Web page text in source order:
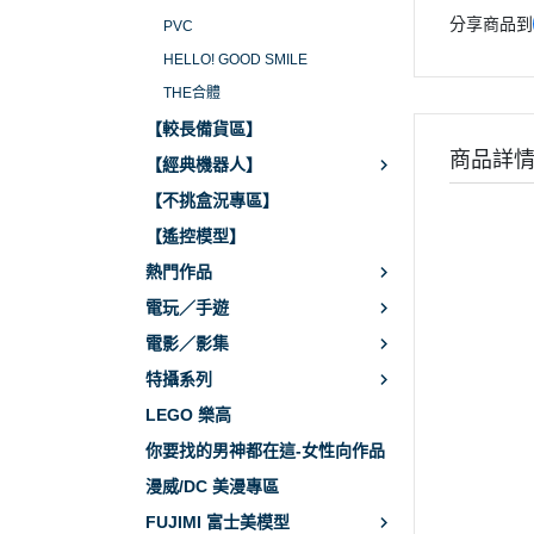
PVC
HELLO! GOOD SMILE
THE合體
【較長備貨區】
【經典機器人】
【不挑盒況專區】
【遙控模型】
熱門作品
電玩／手遊
電影／影集
特攝系列
LEGO 樂高
你要找的男神都在這-女性向作品
漫威/DC 美漫專區
FUJIMI 富士美模型
分享商品到
商品詳情